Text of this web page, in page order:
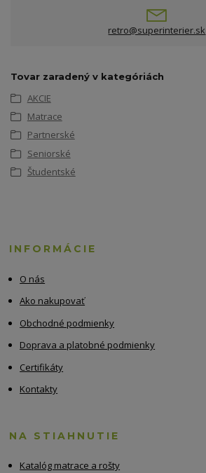
retro@superinterier.sk
Tovar zaradený v kategóriách
AKCIE
Matrace
Partnerské
Seniorské
Študentské
INFORMÁCIE
O nás
Ako nakupovať
Obchodné podmienky
Doprava a platobné podmienky
Certifikáty
Kontakty
NA STIAHNUTIE
Katalóg matrace a rošty